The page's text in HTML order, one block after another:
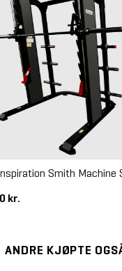
Smith Machine
kr.
ANDRE KJØPTE